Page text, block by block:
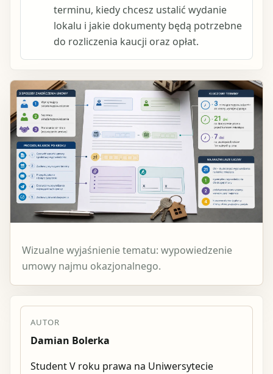
terminu, kiedy chcesz ustalić wydanie
lokalu i jakie dokumenty będą potrzebne
do rozliczenia kaucji oraz opłat.
Wizualne wyjaśnienie tematu: wypowiedzenie
umowy najmu okazjonalnego.
AUTOR
Damian Bolerka
Student V roku prawa na Uniwersytecie